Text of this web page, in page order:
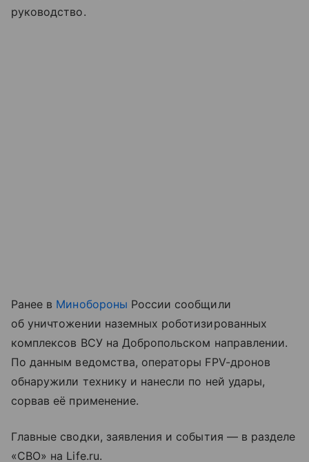
руководство.
Ранее в Минобороны России сообщили
об уничтожении наземных роботизированных
комплексов ВСУ на Добропольском направлении.
По данным ведомства, операторы FPV-дронов
обнаружили технику и нанесли по ней удары,
сорвав её применение.
Главные сводки, заявления и события — в разделе
«СВО» на Life.ru.